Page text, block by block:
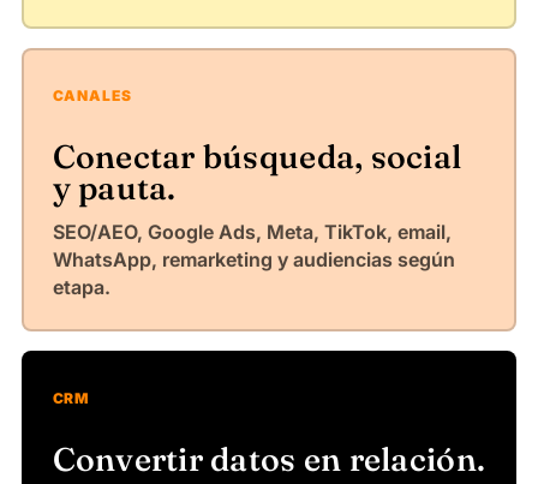
CANALES
Conectar búsqueda, social
y pauta.
SEO/AEO, Google Ads, Meta, TikTok, email,
WhatsApp, remarketing y audiencias según
etapa.
CRM
Convertir datos en relación.